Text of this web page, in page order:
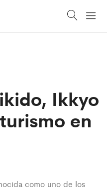
Ikkyo
turismo en
como uno de los